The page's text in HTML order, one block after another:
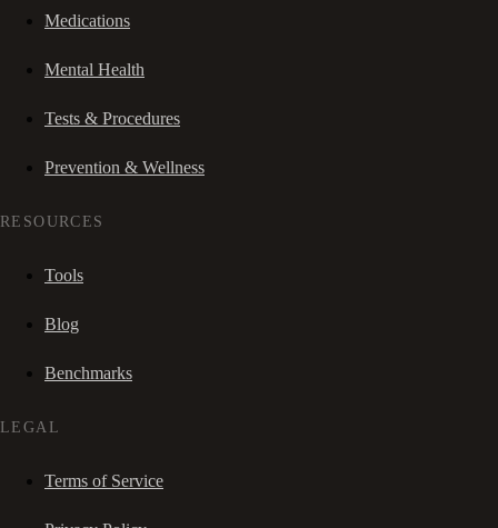
Medications
Mental Health
Tests & Procedures
Prevention & Wellness
RESOURCES
Tools
Blog
Benchmarks
LEGAL
Terms of Service